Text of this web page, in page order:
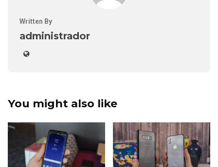
Written By
administrador
You might also like